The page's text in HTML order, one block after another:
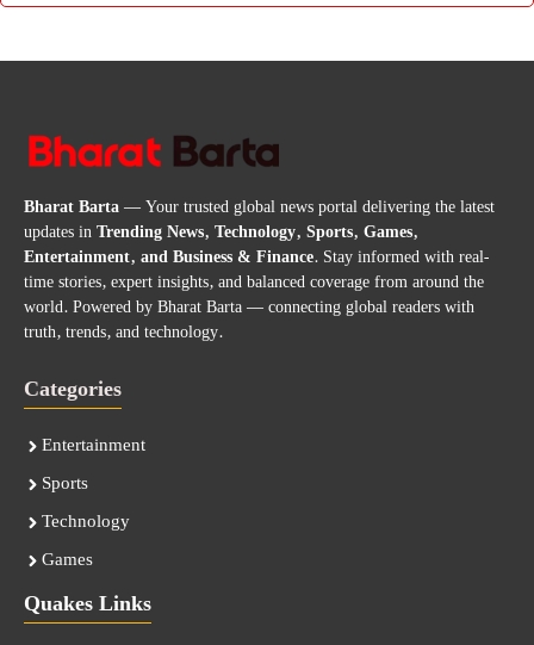
Bharat Barta— Your trusted global news portal delivering the latest
updates inTrending News, Technology, Sports, Games,
Entertainment, and Business & Finance. Stay informed with real-
time stories, expert insights, and balanced coverage from around the
world. Powered by Bharat Barta — connecting global readers with
truth, trends, and technology.
Categories
Entertainment
Sports
Technology
Games
Quakes Links